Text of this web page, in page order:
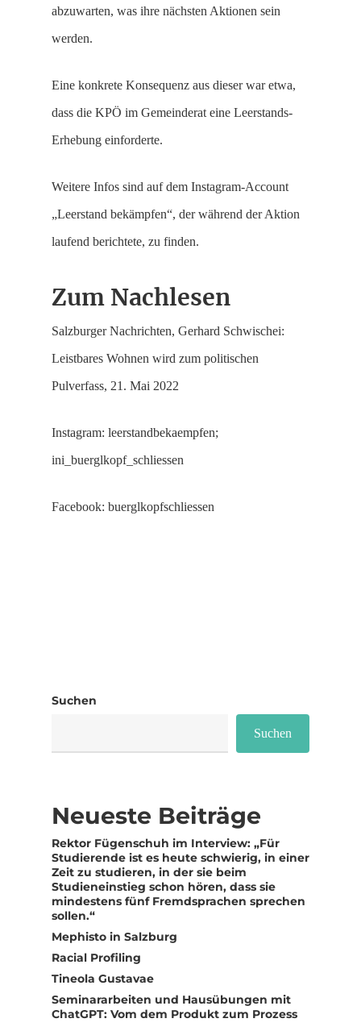
abzuwarten, was ihre nächsten Aktionen sein
werden.
Eine konkrete Konsequenz aus dieser war etwa,
dass die KPÖ im Gemeinderat eine Leerstands-
Erhebung einforderte.
Weitere Infos sind auf dem Instagram-Account
„Leerstand bekämpfen“, der während der Aktion
laufend berichtete, zu finden.
Zum Nachlesen
Salzburger Nachrichten, Gerhard Schwischei:
Leistbares Wohnen wird zum politischen
Pulverfass, 21. Mai 2022
Instagram: leerstandbekaempfen;
ini_buerglkopf_schliessen
Facebook: buerglkopfschliessen
Suchen
Suchen
Neueste Beiträge
Rektor Fügenschuh im Interview: „Für
Studierende ist es heute schwierig, in einer
Zeit zu studieren, in der sie beim
Studieneinstieg schon hören, dass sie
mindestens fünf Fremdsprachen sprechen
sollen.“
Mephisto in Salzburg
Racial Profiling
Tineola Gustavae
Seminararbeiten und Hausübungen mit
ChatGPT: Vom dem Produkt zum Prozess